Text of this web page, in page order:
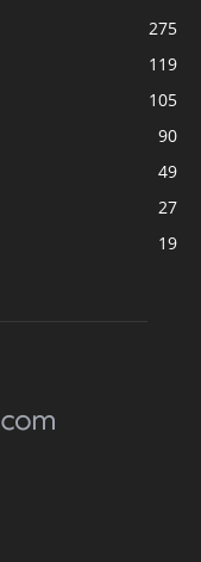
275
119
105
90
49
27
19